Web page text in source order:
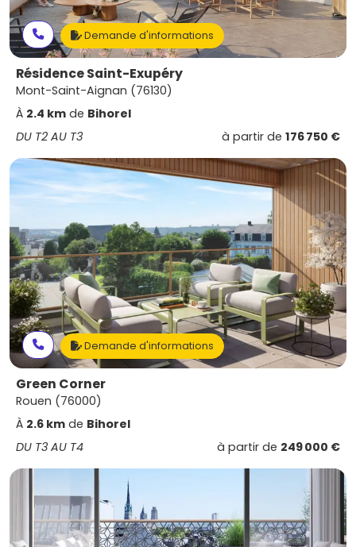
Demande d'informations
Résidence Saint-Exupéry
Mont-Saint-Aignan (76130)
À 2.4 km de Bihorel
DU T2 AU T3
à partir de 176 750 €
Demande d'informations
Green Corner
Rouen (76000)
À 2.6 km de Bihorel
DU T3 AU T4
à partir de 249 000 €